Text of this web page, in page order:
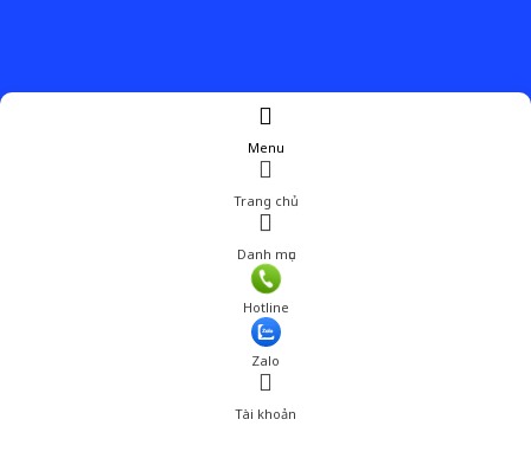
Menu
Trang chủ
Danh mục
Hotline
Zalo
Tài khoản